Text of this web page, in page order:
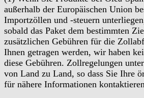
außerhalb der Europäischen Union
Importzöllen und -steuern
sobald das Paket dem bestimmten
zusätzlichen Gebühren für die
Ihnen getragen werden, wir haben
diese Gebühren. Zollregelungen
von Land zu Land, so dass Sie Ihre
für nähere Informationen